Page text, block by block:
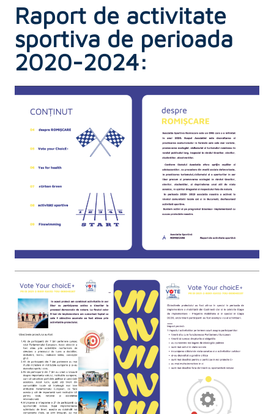
Raport de activitate
sportiva de perioada
2020-2024: